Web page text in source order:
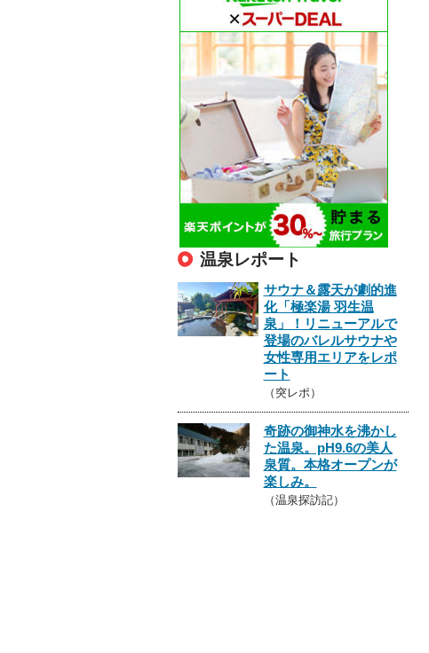
温泉レポート
サウナ＆露天が劇的進
化「極楽湯 羽生温
泉」！リニューアルで
登場のバレルサウナや
女性専用エリアをレポ
ート
（突レポ）
奇跡の御神水を沸かし
た温泉。pH9.6の美人
泉質。本格オープンが
楽しみ。
（温泉探訪記）